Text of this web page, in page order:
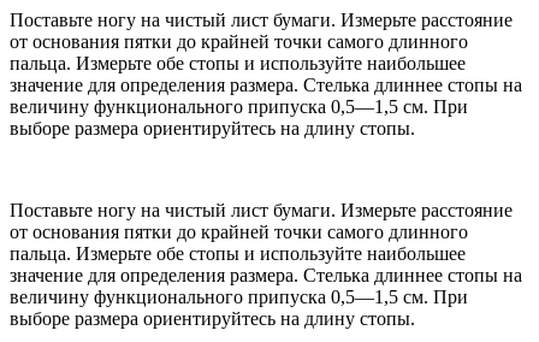
Поставьте ногу на чистый лист бумаги. Измерьте расстояние
от основания пятки до крайней точки самого длинного
пальца. Измерьте обе стопы и используйте наибольшее
значение для определения размера. Стелька длиннее стопы на
величину функционального припуска 0,5—1,5 см. При
выборе размера ориентируйтесь на длину стопы.
Поставьте ногу на чистый лист бумаги. Измерьте расстояние
от основания пятки до крайней точки самого длинного
пальца. Измерьте обе стопы и используйте наибольшее
значение для определения размера. Стелька длиннее стопы на
величину функционального припуска 0,5—1,5 см. При
выборе размера ориентируйтесь на длину стопы.